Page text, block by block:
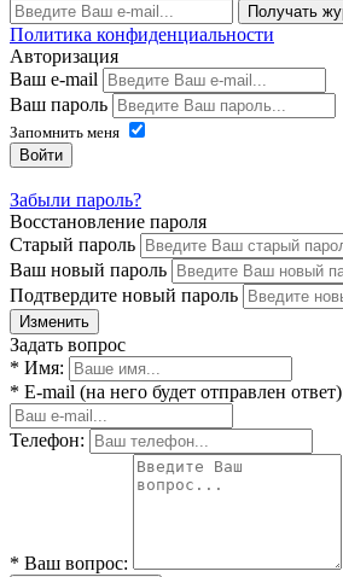
Получать
Политика конфиденциальности
Авторизация
Ваш e-mail
Ваш пароль
Запомнить меня
Войти
Забыли пароль?
Восстановление пароля
Старый пароль
Ваш новый пароль
Подтвердите новый пароль
Изменить
Задать вопрос
* Имя:
* E-mail (на него будет отправлен
Телефон:
* Ваш вопрос: